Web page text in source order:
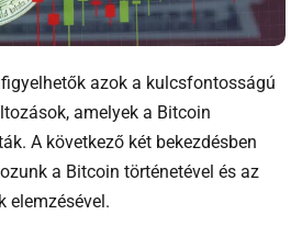
azok a kulcsfontosságú
amelyek a Bitcoin
A következő két bekezdésben
a Bitcoin történetével és az
elemzésével.